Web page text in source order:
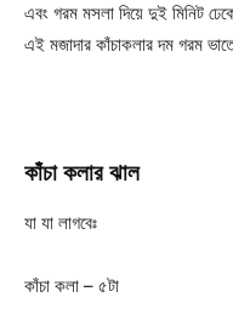
এবং গরম মসলা দিয়ে দুই মিনিট
এই মজাদার কাঁচাকলার দম গরম
কাঁচা কলার ঝাল
যা যা লাগবেঃ
কাঁচা কলা – ৫টা